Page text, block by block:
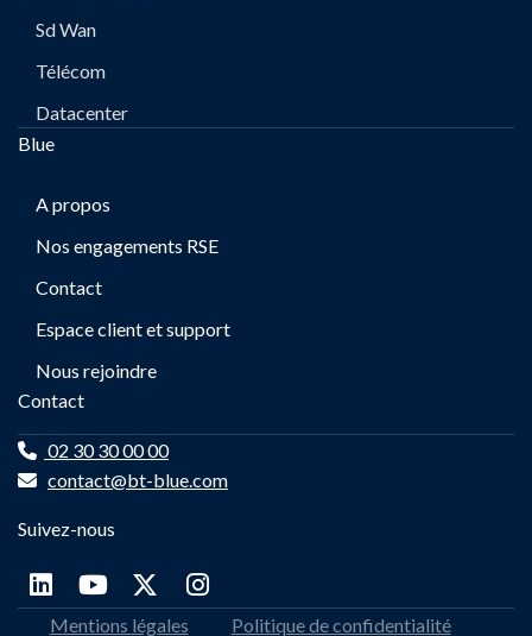
Sd Wan
Télécom
Datacenter
Blue
A propos
Nos engagements RSE
Contact
Espace client et support
Nous rejoindre
Contact
02 30 30 00 00
contact@bt-blue.com
Suivez-nous
Mentions légales Politique de confidentialité